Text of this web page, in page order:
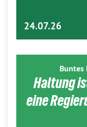
24.07.26
Haltung
eine